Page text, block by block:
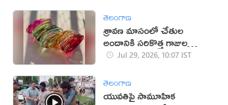
తెలంగాణ
శ్రావణ మాసంలో చేతుల
అందానికి సరికొత్త గాజుల
కలెక్షన్ ఇవే!
Jul 29, 2026, 10:07 IST
తెలంగాణ
యువతిపై సామూహిక